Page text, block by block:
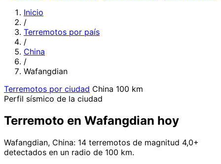
Inicio
/
Terremotos por país
/
China
/
Wafangdian
Terremotos por ciudad China 100 km
Perfil sísmico de la ciudad
Terremoto en Wafangdian hoy
Wafangdian, China: 14 terremotos de magnitud 4,0+
detectados en un radio de 100 km.